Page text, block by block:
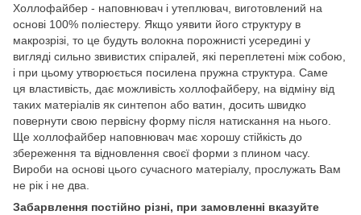
Холлофайбер - наповнювач і утеплювач, виготовлений на
основі 100% поліестеру. Якщо уявити його структуру в
макрозрізі, то це будуть волокна порожнисті усередині у
вигляді сильно звивистих спіралей, які переплетені між собою,
і при цьому утворюється посилена пружна структура. Саме
ця властивість, дає можливість холлофайберу, на відміну від
таких матеріалів як синтепон або ватин, досить швидко
повернути свою первісну форму після натискання на нього.
Ще холлофайбер наповнювач має хорошу стійкість до
збереження та відновлення своєї форми з плином часу.
Вироби на основі цього сучасного матеріалу, прослужать Вам
не рік і не два.
Забарвлення постійно різні, при замовленні вказуйте